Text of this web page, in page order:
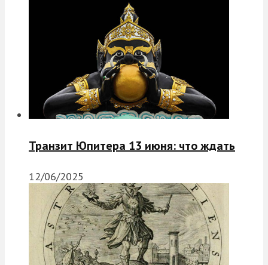
Транзит Юпитера 13 июня: что ждать
12/06/2025